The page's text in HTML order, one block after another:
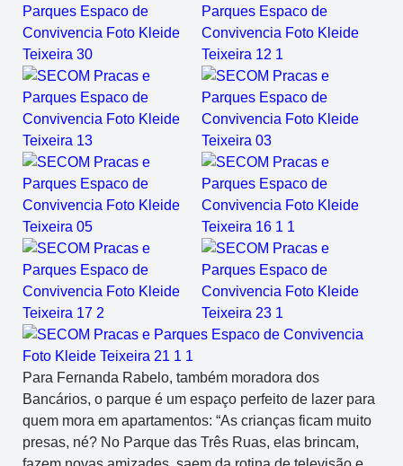
Para Fernanda Rabelo, também moradora dos
Bancários, o parque é um espaço perfeito de lazer para
quem mora em apartamentos: “As crianças ficam muito
presas, né? No Parque das Três Ruas, elas brincam,